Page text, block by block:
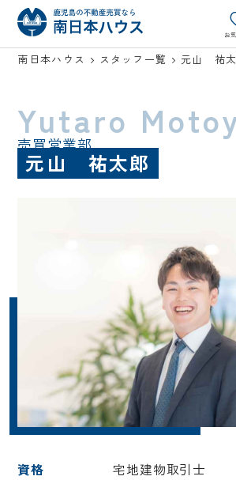
お
南日本ハウス スタッフ一覧 元山 祐
Yutaro
売買営業部
元山 祐太郎
資格 宅地建物取引士